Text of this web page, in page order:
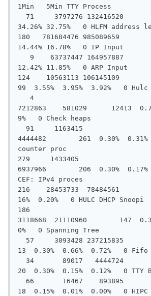
1Min   5Min TTY Process
71     3797276 132416520
34.26% 32.75%   0 HLFM address
180   781684476 985089659
14.44% 16.78%   0 IP Input
9    63737447 164957887
12.42% 11.85%   0 ARP Input
124    10563113 106145109
99  3.55%  3.95%  3.92%   0
4
7212863    581029      12413
9%   0 Check heaps
91     1163415
4444482        261  0.30%
counter proc
279     1433405
6937966        206  0.30%
CEF: IPv4 proces
216    28453733  78484561
16%  0.20%   0 HULC DHCP Snoopi
186
3118668  21110960        147
0%   0 Spanning Tree
57     3093428
13  0.30%  0.66%  0.72%   0
34       89017
20  0.30%  0.15%  0.12%   0 TTY
66       16467
18  0.15%  0.01%  0.00%   0